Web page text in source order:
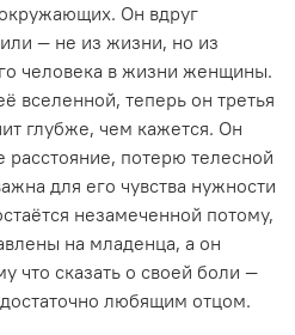
Он вдруг
— не из жизни, но из
человека в жизни женщины.
вселенной, теперь он третья
глубже, чем кажется. Он
расстояние, потерю телесной
для его чувства нужности
незамеченной потому,
на младенца, а он
что сказать о своей боли —
любящим отцом.